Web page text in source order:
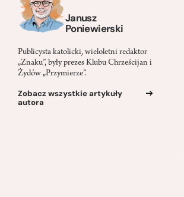
Janusz
Poniewierski
Publicysta katolicki, wieloletni redaktor
„Znaku”, były prezes Klubu Chrześcijan i
Żydów „Przymierze”.
Zobacz wszystkie artykuły
autora